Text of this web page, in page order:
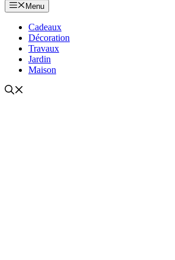
Menu
Cadeaux
Décoration
Travaux
Jardin
Maison